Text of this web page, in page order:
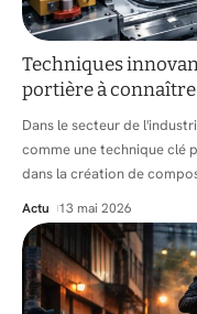
Techniques
portière à connaître
Dans le secteur de
comme une technique clé
dans la création de
Actu 13 mai 2026